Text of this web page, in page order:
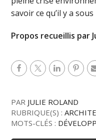
savoir ce qu’il y a
Propos recueillis par
PAR JULIE ROLAND
RUBRIQUE(S) :
MOTS-CLÉS :